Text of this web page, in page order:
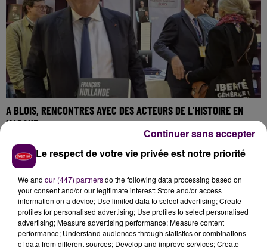
A BLOIS, RENCONTRES AVEC DES ACTEURS DE L’HISTOIRE EN
MARCHE
Le respect de votre vie privée est notre priorité
We and our (447) partnersdo the following data processing based on
your consent and/or our legitimate interest: Store and/or access
information on a device; Use limited data to select advertising; Create
profiles for personalised advertising; Use profiles to select personalised
advertising; Measure advertising performance; Measure content
performance; Understand audiences through statistics or combinations
of data from different sources; Develop and improve services; Create
Continuer sans accepter